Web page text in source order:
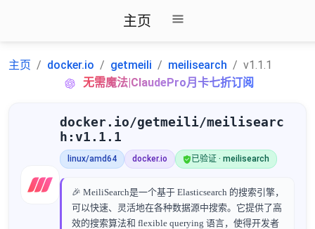
主页
主页 docker.io getmeili meilisearch
v1.1.1
无需魔法|ClaudePro月卡七折订阅
docker.io/getmeili/meilisearc
h:v1.1.1
linux/amd64 docker.io 已验证 · meilisearch
🎉 MeiliSearch是一个基于 Elasticsearch 的搜索引擎，
可以快速、灵活地在各种数据源中搜索。它提供了高
效的搜索算法和 flexible querying 语言，使得开发者